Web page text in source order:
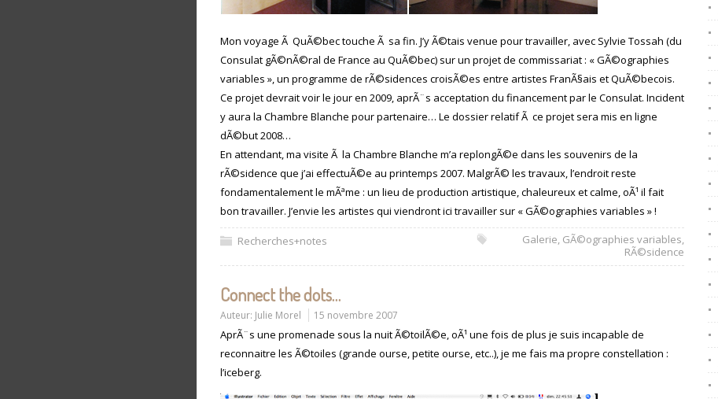
Mon voyage Ã QuÃ©bec touche Ã sa fin. J’y Ã©tais venue pour travailler, avec Sylvie Tossah (du
Consulat gÃ©nÃ©ral de France au QuÃ©bec) sur un projet de commissariat : « GÃ©ographies
variables », un programme de rÃ©sidences croisÃ©es entre artistes FranÃ§ais et QuÃ©becois.
Ce projet devrait voir le jour en 2009, aprÃ¨s acceptation du financement par le Consulat. Incident
y aura la Chambre Blanche pour partenaire… Le dossier relatif Ã ce projet sera mis en ligne
dÃ©but 2008…
En attendant, ma visite Ã la Chambre Blanche m’a replongÃ©e dans les souvenirs de la
rÃ©sidence que j’ai effectuÃ©e au printemps 2007. MalgrÃ© les travaux, l’endroit reste
fondamentalement le mÃªme : un lieu de production artistique, chaleureux et calme, oÃ¹ il fait
bon travailler. J’envie les artistes qui viendront ici travailler sur « GÃ©ographies variables » !
Recherches+notes Galerie, GÃ©ographies variables,
RÃ©sidence
Connect the dots…
Auteur: Julie Morel 15 novembre 2007
AprÃ¨s une promenade sous la nuit Ã©toilÃ©e, oÃ¹ une fois de plus je suis incapable de
reconnaitre les Ã©toiles (grande ourse, petite ourse, etc..), je me fais ma propre constellation :
l’iceberg.